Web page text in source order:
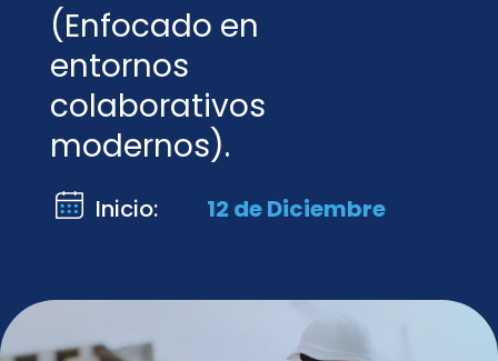
(Enfocado en
entornos
colaborativos
modernos).
Inicio: 12 de Diciembre